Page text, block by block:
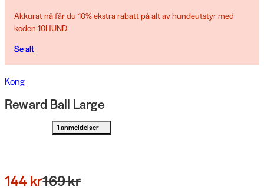
Akkurat nå får du 10% ekstra rabatt på alt av hundeutstyr med
koden 10HUND
Se alt
Kong
Reward Ball Large
1 anmeldelser
144 kr169 kr